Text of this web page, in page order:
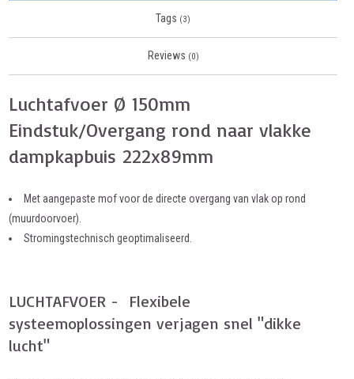
Tags (3)
Reviews (0)
Luchtafvoer Ø 150mm
Eindstuk/Overgang rond naar vlakke
dampkapbuis 222x89mm
Met aangepaste mof voor de directe overgang van vlak op rond
(muurdoorvoer).
Stromingstechnisch geoptimaliseerd.
LUCHTAFVOER - Flexibele
systeemoplossingen verjagen snel "dikke
lucht"